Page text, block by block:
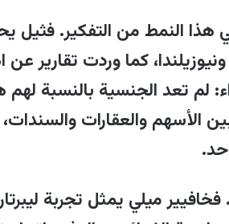
النمط من التفكير. فثيل
ونيوزيلندا، كما وردت
لم تعد الجنسية بالنسبة لهم
الأسهم والعقارات
.
ميلي يمثل تجربة